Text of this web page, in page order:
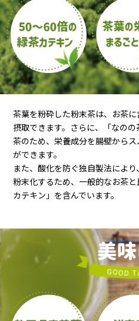
茶葉を粉砕した粉末茶は、お茶
摂取できます。さらに、「なの
茶のため、栄養成分を腸壁から
ができます。
また、酸化を防ぐ独自製法によ
粉末化するため、一般的なお茶
カテキン」を含んでいます。